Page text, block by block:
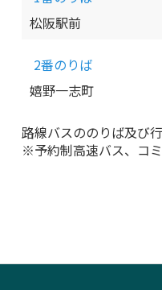
松阪駅前
2番のりば
嬉野一志町
路線バスののりば及び
※予約制高速バス、コ